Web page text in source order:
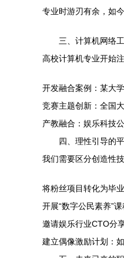
专业时游刃有余，如
三、计算机网络
高校计算机专业开始
开发融合案例：某大
竞赛主题创新：全国
产教融合：娱乐科技
四、理性引导的
我们需要区分创造性
将粉丝项目转化为毕
开展“数字公民素养”
邀请娱乐行业CTO分
建立偶像激励计划：